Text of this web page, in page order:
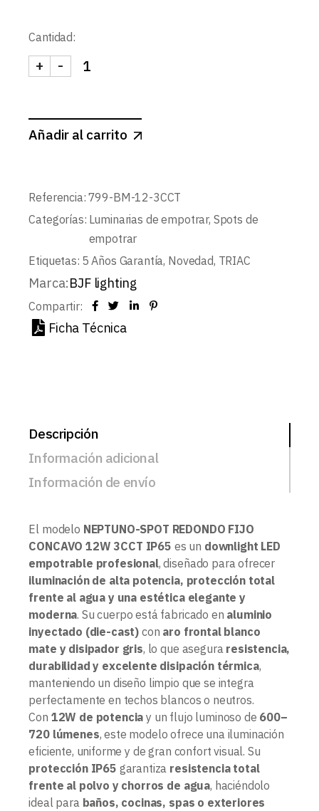
Cantidad:
NEPTUNO-SPOT REDONDO FIJO CONCAVO
-
+
Añadir al carrito
Referencia: 799-BM-12-3CCT
Categorías: Luminarias de empotrar, Spots de
empotrar
Etiquetas: 5 Años Garantía, Novedad, TRIAC
Marca:BJF lighting
Compartir:
Ficha Técnica
Descripción
Información adicional
Información de envío
El modelo NEPTUNO-SPOT REDONDO FIJO
CONCAVO 12W 3CCT IP65 es un downlight LED
empotrable profesional, diseñado para ofrecer
iluminación de alta potencia, protección total
frente al agua y una estética elegante y
moderna. Su cuerpo está fabricado en aluminio
inyectado (die-cast) con aro frontal blanco
mate y disipador gris, lo que asegura resistencia,
durabilidad y excelente disipación térmica,
manteniendo un diseño limpio que se integra
perfectamente en techos blancos o neutros.
Con 12W de potencia y un flujo luminoso de 600–
720 lúmenes, este modelo ofrece una iluminación
eficiente, uniforme y de gran confort visual. Su
protección IP65 garantiza resistencia total
frente al polvo y chorros de agua, haciéndolo
ideal para baños, cocinas, spas o exteriores